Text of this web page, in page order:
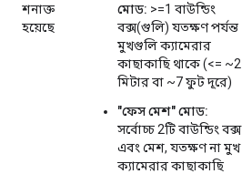
শনাক্ত
হয়েছে
মোড: >=1 বাউন্ডিং
বক্স(গুলি) যতক্ষণ পর্যন্ত
মুখগুলি ক্যামেরার
কাছাকাছি থাকে (<= ~2
মিটার বা ~7 ফুট দূরে)
"ফেস মেশ" মোড:
সর্বোচ্চ 2টি বাউন্ডিং বক্স
এবং মেশ, যতক্ষণ না মুখ
ক্যামেরার কাছাকাছি